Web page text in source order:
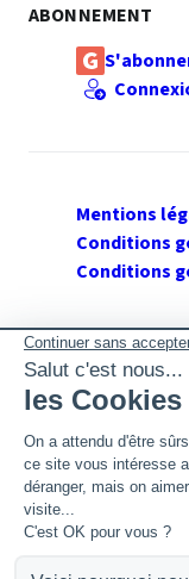
ABONNEMENT
Mentions
Conditions
Conditions
SUIVEZ GERANT
Twitter
Facebook